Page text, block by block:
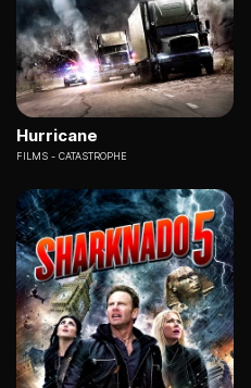
Hurricane
FILMS CATASTROPHE